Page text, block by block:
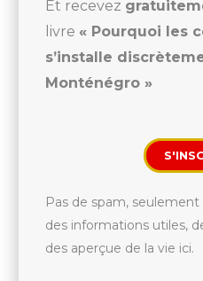
Et recevez
livre « Pourquoi les
s’installe
Monténégro »
Pas de spam,
des informations utiles,
des aperçue de la vie ici.